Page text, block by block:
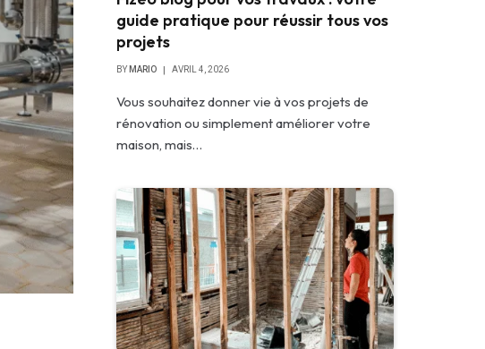
guide pratique pour réussir tous vos
projets
BY MARIO AVRIL 4, 2026
Vous souhaitez donner vie à vos projets de
rénovation ou simplement améliorer votre
maison, mais…